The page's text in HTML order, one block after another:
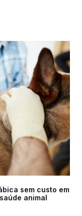
sem custo em
animal